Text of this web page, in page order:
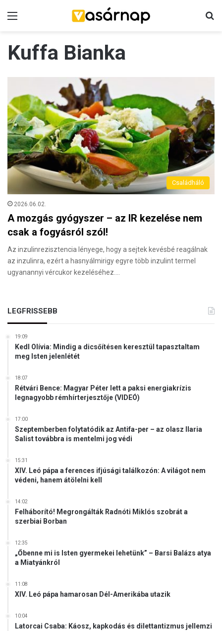
Kuffa Bianka
Családháló
2026.06.02.
A mozgás gyógyszer – az IR kezelése nem
csak a fogyásról szól!
Az inzulinrezisztencia lényege, hogy a sejtek kevésbé reagálnak
az inzulinra, ezért a hasnyálmirigy egyre több inzulint termel
ugyanannyi vércukor kezeléséhez.…
LEGFRISSEBB
19:09
Kedl Olívia: Mindig a dicsőítésen keresztül tapasztaltam
meg Isten jelenlétét
18:07
Rétvári Bence: Magyar Péter lett a paksi energiakrízis
legnagyobb rémhírterjesztője (VIDEÓ)
17:00
Szeptemberben folytatódik az Antifa-per – az olasz Ilaria
Salist továbbra is mentelmi jog védi
15:31
XIV. Leó pápa a ferences ifjúsági találkozón: A világot nem
védeni, hanem átölelni kell
14:02
Felháborító! Megrongálták Radnóti Miklós szobrát a
szerbiai Borban
12:35
„Őbenne mi is Isten gyermekei lehetünk” – Barsi Balázs atya
a Miatyánkról
11:08
XIV. Leó pápa hamarosan Dél-Amerikába utazik
10:04
Latorcai Csaba: Káosz, kapkodás és dilettantizmus jellemzi